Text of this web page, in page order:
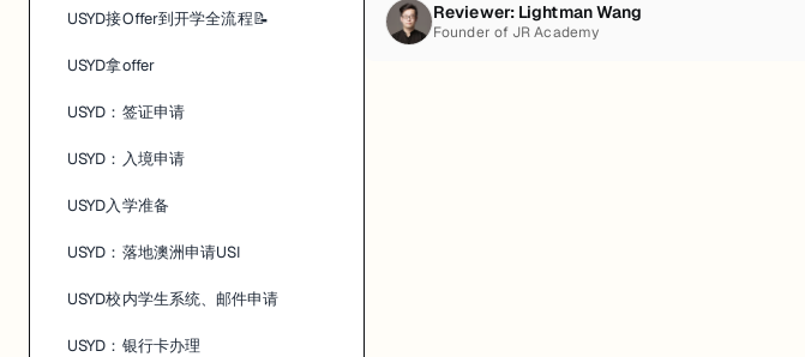
USYD接Offer到开学全流程📝
USYD拿offer
USYD：签证申请
USYD：入境申请
USYD入学准备
USYD：落地澳洲申请USI
USYD校内学生系统、邮件申请
USYD：银行卡办理
Reviewer: Lightman Wang
Founder of JR Academy